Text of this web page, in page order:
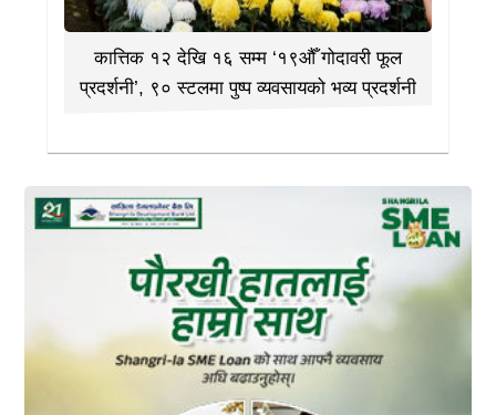
कात्तिक १२ देखि १६ सम्म ‘१९औँ गोदावरी फूल
प्रदर्शनी’, ९० स्टलमा पुष्प व्यवसायको भव्य प्रदर्शनी